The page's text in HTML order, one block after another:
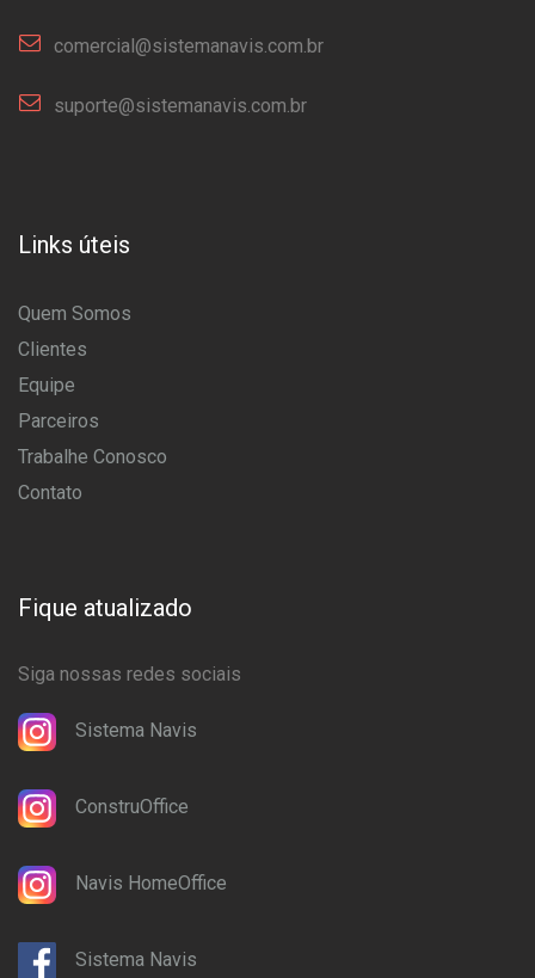
comercial@sistemanavis.com.br
suporte@sistemanavis.com.br
Links úteis
Quem Somos
Clientes
Equipe
Parceiros
Trabalhe Conosco
Contato
Fique atualizado
Siga nossas redes sociais
Sistema Navis
ConstruOffice
Navis HomeOffice
Sistema Navis